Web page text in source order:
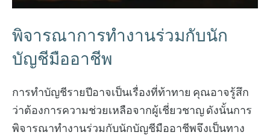
พิจารณาการทำงานร่วมกับนัก
บัญชีมืออาชีพ
การทำบัญชีรายปีอาจเป็นเรื่องที่ท้าทาย คุณอาจรู้สึก
ว่าต้องการความช่วยเหลือจากผู้เชี่ยวชาญ ดังนั้นการ
พิจารณาทำงานร่วมกับนักบัญชีมืออาชีพจึงเป็นทาง